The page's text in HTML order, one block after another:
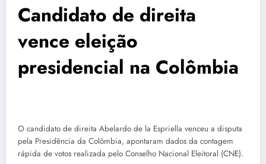
Candidato de direita
vence eleição
presidencial na Colômbia
O candidato de direita Abelardo de la Espriella venceu a disputa
pela Presidência da Colômbia, apontaram dados da contagem
rápida de votos realizada pelo Conselho Nacional Eleitoral (CNE).